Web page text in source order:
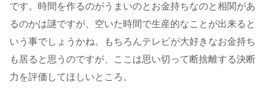
です。時間を作るのがうまいのとお金持ちなのと相関があ
るのかは謎ですが、空いた時間で生産的なことが出来ると
いう事でしょうかね。もちろんテレビが大好きなお金持ち
も居ると思うのですが、ここは思い切って断捨離する決断
力を評価してほしいところ。